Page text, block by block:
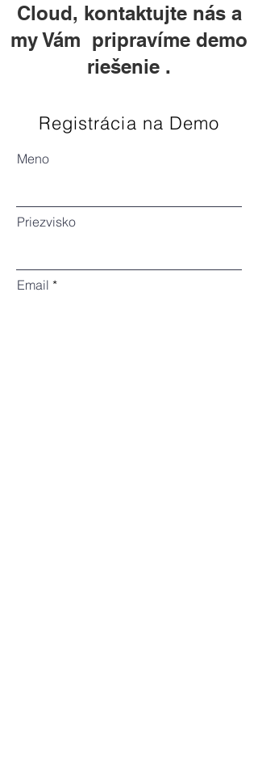
Cloud, kontaktujte nás a
my Vám pripravíme demo
riešenie .
Registrácia na Demo
Meno
Priezvisko
Email